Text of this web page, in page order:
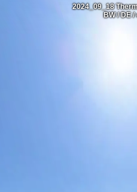
2024_09_18
BW / DE /